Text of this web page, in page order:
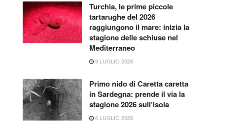
Turchia, le prime piccole
tartarughe del 2026
raggiungono il mare: inizia la
stagione delle schiuse nel
Mediterraneo
9 LUGLIO 2026
Primo nido di Caretta caretta
in Sardegna: prende il via la
stagione 2026 sull’isola
6 LUGLIO 2026